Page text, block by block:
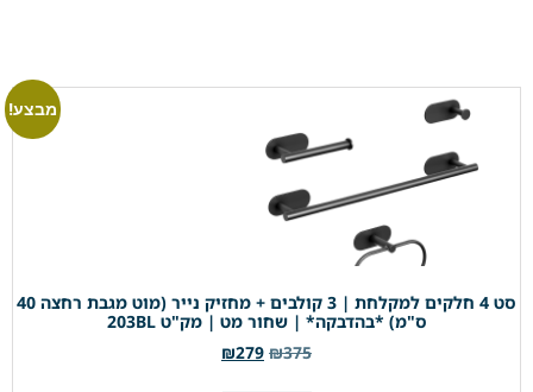
מבצע!
סט 4 חלקים למקלחת | 3 קולבים + מחזיק נייר (מוט מגבת רחצה 40
ס"מ) *בהדבקה* | שחור מט | מק"ט 203BL
₪375
₪279